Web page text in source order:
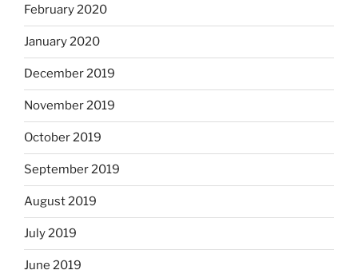
February 2020
January 2020
December 2019
November 2019
October 2019
September 2019
August 2019
July 2019
June 2019